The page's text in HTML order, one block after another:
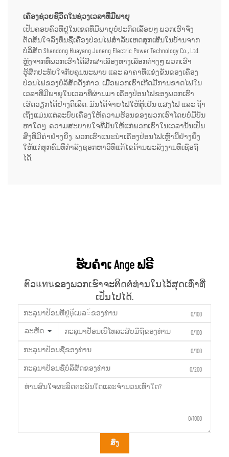
ເຄື່ອງຊ່ວຍຊີວິດໃນຊ່ວງເວລາທີ່ມີພາຍຸ
ເປັນຄອບຄົວທີ່ຢູ່ໃນເຂດທີ່ມີພາຍຸບໍ່ປະກົດເລື້ອຍໆ ພວກເຮົາຈຶ່ງ
ຕັດສິນໃຈລົງທຶນຊື້ເຄື່ອງປ່ອນໄຟສຳລັບເຫດສຸກເສີນໃນບ້ານຈາກ
ບໍລິສັດ Shandong Huayang Juneng Electric Power Technology Co., Ltd.
ຫຼັງຈາກທີ່ພວກເຮົາໄດ້ສຶກສາເລື່ອງທາງເລືອກຕ່າງໆ ພວກເຮົາ
ຮູ້ສຶກປະທັບໃຈກັບຄຸນນະພາບ ແລະ ລາຄາທີ່ແຂ່ງຂັນຂອງເຄື່ອງ
ປ່ອນໄຟຂອງບໍລິສັດດັ່ງກ່າວ. ເມື່ອພວກເຮົາເກີດມີການຂາດໄຟໃນ
ເວລາທີ່ມີພາຍຸໃນເວລາທີ່ຜ່ານມາ ເຄື່ອງປ່ອນໄຟຂອງພວກເຮົາ
ເຮັດວຽກໄດ້ຢ່າງດີເລີດ. ມັນໄດ້ຈ່າຍໄຟໃຫ້ຕູ້ເຢັນ ແສງໄຟ ແລະ ຖ້າ
ເຖິງແມ່ນແຕ່ລະບົບເຄື່ອງໃຫ້ຄວາມຮ້ອນຂອງພວກເຮົາໂດຍບໍ່ມີບັນ
ຫາໃດໆ. ຄວາມສະບາຍໃຈທີ່ມັນໃຫ້ແກ່ພວກເຮົາໃນເວລານັ້ນເປັນ
ສິ່ງທີ່ມີຄ່າຢ່າງຍິ່ງ. ພວກເຮົາແນະນຳເຄື່ອງປ່ອນໄຟເຫຼົ່ານີ້ຢ່າງຍິ່ງ
ໃຫ້ແກ່ທຸກຄົນທີ່ກຳລັງຊອກຫາວິທີແກ້ໄຂດ້ານພະລັງງານທີ່ເຊື່ອຖື
ໄດ້.
ຮັບຄຳເ Ange ຟຣີ
ຕົວแทนຂອງພວກເຮົາຈະຕິດຕໍ່ທ່ານໃນໄວ້ສຸດເທົ່າທີ່
ເປັນໄປໄດ້.
0/100
ລະຫັດ 0/100
0/100
0/200
0/1000
ສົ່ງ